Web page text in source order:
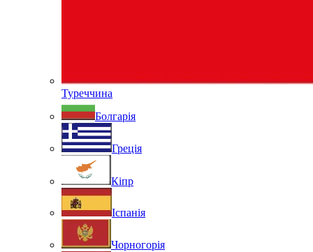
Туреччина
Болгарія
Греція
Кіпр
Іспанія
Чорногорія